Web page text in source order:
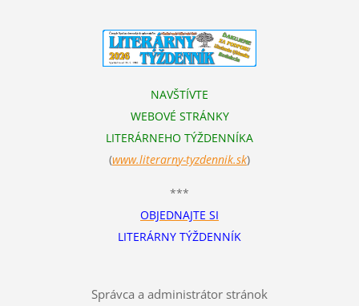
NAVŠTÍVTE
WEBOVÉ STRÁNKY
LITERÁRNEHO TÝŽDENNÍKA
(www.literarny-tyzdennik.sk)
***
OBJEDNAJTE SI
LITERÁRNY TÝŽDENNÍK
Správca a administrátor stránok